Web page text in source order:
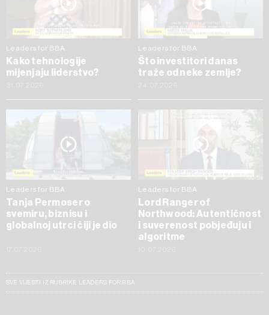
Leaders for BBA
Kako tehnologije
mijenjaju liderstvo?
Leaders for BBA
Što investitori danas
traže od neke zemlje?
Leaders for BBA
Tanja Permoser o
svemiru, biznisu i
globalnoj utrci čiji je dio
Leaders for BBA
Lord Ranger of
Northwood: Autentičnost
i suverenost pobjeđuju i
algoritme
SVE VIJESTI IZ RUBRIKE LEADERS FOR BBA